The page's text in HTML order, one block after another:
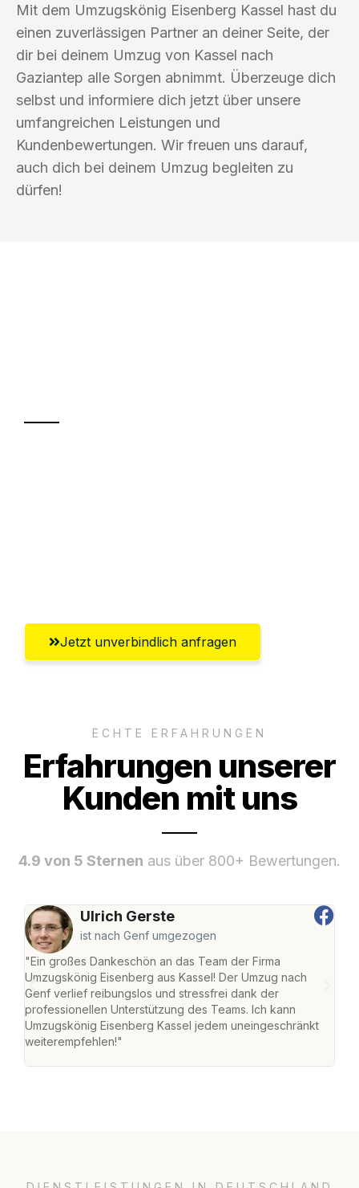
Mit dem Umzugskönig Eisenberg Kassel hast du
einen zuverlässigen Partner an deiner Seite, der
dir bei deinem Umzug von Kassel nach
Gaziantep alle Sorgen abnimmt. Überzeuge dich
selbst und informiere dich jetzt über unsere
umfangreichen Leistungen und
Kundenbewertungen. Wir freuen uns darauf,
auch dich bei deinem Umzug begleiten zu
dürfen!
Jetzt unverbindlich anfragen
ECHTE ERFAHRUNGEN
Erfahrungen unserer
Kunden mit uns
4.9 von 5 Sternen aus über 800+ Bewertungen.
Ulrich Gerste
ist nach Genf umgezogen
"Ein großes Dankeschön an das Team der Firma
Umzugskönig Eisenberg aus Kassel! Der Umzug nach
Genf verlief reibungslos und stressfrei dank der
professionellen Unterstützung des Teams. Ich kann
Umzugskönig Eisenberg Kassel jedem uneingeschränkt
weiterempfehlen!"